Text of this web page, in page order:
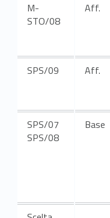
M-
STO/08
Aff.
SPS/09 Aff.
SPS/07
SPS/08
Base